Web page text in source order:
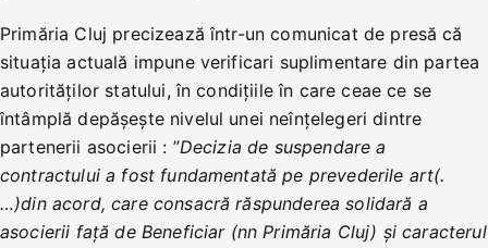
Primăria Cluj precizează într-un comunicat de presă că
situația actuală impune verificari suplimentare din partea
autorităților statului, în condițiile în care ceae ce se
întâmplă depășește nivelul unei neînțelegeri dintre
partenerii asocierii : ”Decizia de suspendare a
contractului a fost fundamentată pe prevederile art(.
…)din acord, care consacră răspunderea solidară a
asocierii față de Beneficiar (nn Primăria Cluj) și caracterul